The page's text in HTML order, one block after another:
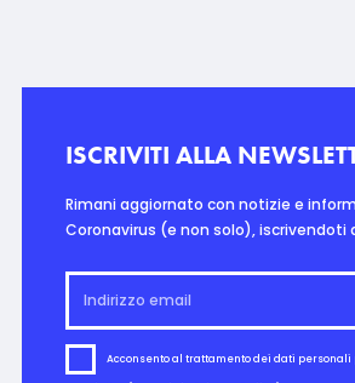
ISCRIVITI ALLA
Rimani aggiornato con notizie e
Coronavirus (e non solo), iscrivendoti
Acconsento al trattamento dei dati